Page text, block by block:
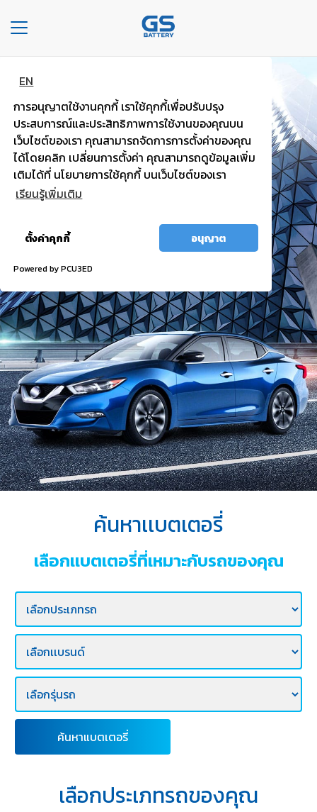
EN
การอนุญาตใช้งานคุกกี้ เราใช้คุกกี้เพื่อปรับปรุง
ประสบการณ์และประสิทธิภาพการใช้งานของคุณบน
เว็บไซต์ของเรา คุณสามารถจัดการการตั้งค่าของคุณ
ได้โดยคลิก เปลี่ยนการตั้งค่า คุณสามารถดูข้อมูลเพิ่ม
เติมได้ที่ นโยบายการใช้คุกกี้ บนเว็บไซต์ของเรา
เรียนรู้เพิ่มเติม
ตั้งค่าคุกกี้ อนุญาต
Powered by PCU3ED
Toggle
navigation
หน้า
หลัก
องค์กร
ประเภท
รถยนต์
เภท
เต
อรี่
บริการ
ของ
เรา
ค้นหา
ร้าน
แบตเตอรี่
ข่าว
เเละ
กิจกรรม
กับ
ติดต่อ
เรา
E-
BUSINESS
แบตพลังอึด
รถยนต์นั่งส่วนบุคคล
ไฟแรง มั่นใจ กำลังไฟสตาร์ทสูง
ค้นหาเเบตเตอรี่
เลือกเเบตเตอรี่ที่เหมาะกับรถของคุณ
ค้นหาแบตเตอรี่
เลือกประเภทรถของคุณ